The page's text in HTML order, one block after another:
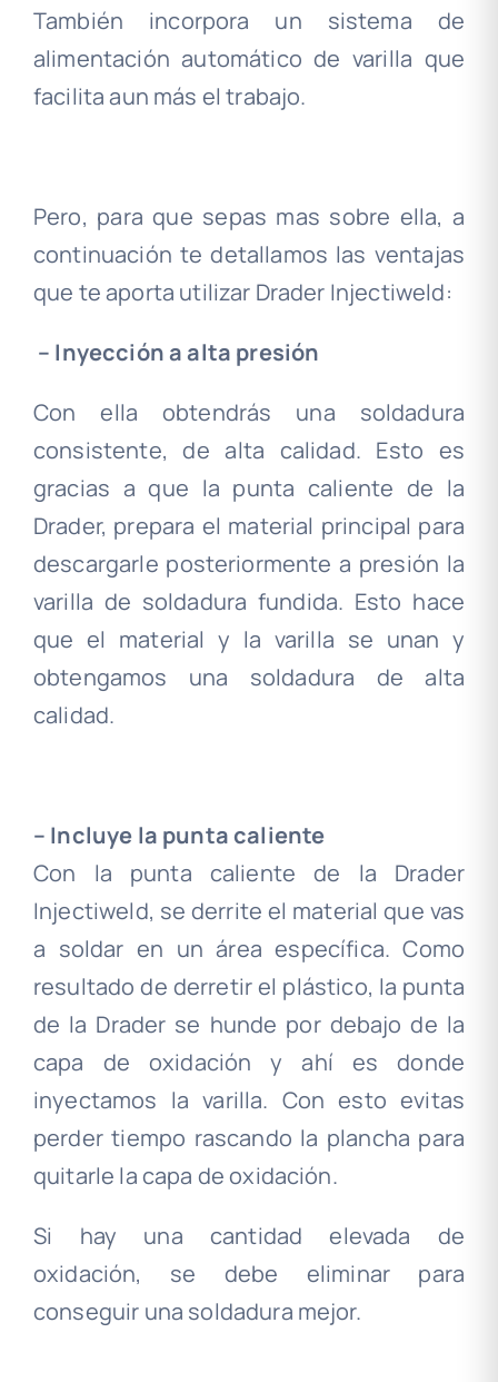
También incorpora un sistema de
alimentación automático de varilla que
facilita aun más el trabajo.
Pero, para que sepas mas sobre ella, a
continuación te detallamos las ventajas
que te aporta utilizar Drader Injectiweld:
– Inyección a alta presión
Con ella obtendrás una soldadura
consistente, de alta calidad. Esto es
gracias a que la punta caliente de la
Drader, prepara el material principal para
descargarle posteriormente a presión la
varilla de soldadura fundida. Esto hace
que el material y la varilla se unan y
obtengamos una soldadura de alta
calidad.
– Incluye la punta caliente
Con la punta caliente de la Drader
Injectiweld, se derrite el material que vas
a soldar en un área específica. Como
resultado de derretir el plástico, la punta
de la Drader se hunde por debajo de la
capa de oxidación y ahí es donde
inyectamos la varilla. Con esto evitas
perder tiempo rascando la plancha para
quitarle la capa de oxidación.
Si hay una cantidad elevada de
oxidación, se debe eliminar para
conseguir una soldadura mejor.